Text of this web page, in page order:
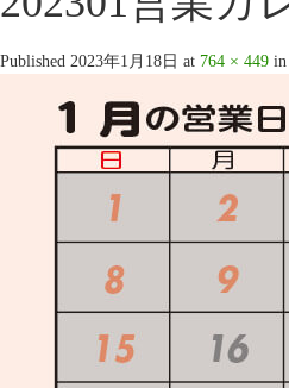
Published 2023年1月18日 at 764 × 449 in